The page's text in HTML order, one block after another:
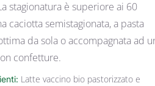
stagionatura è superiore ai 60
caciotta semistagionata, a pasta
da sola o accompagnata ad
confetture.
Latte vaccino bio pastorizzato e